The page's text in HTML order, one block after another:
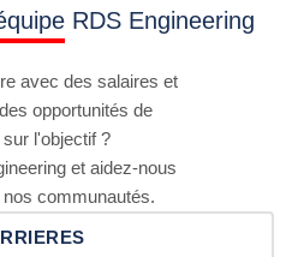
RDS Engineering
avec des salaires et
opportunités de
l'objectif ?
et aidez-nous
communautés.